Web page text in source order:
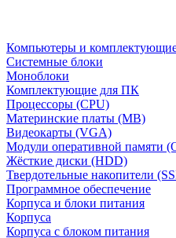
Компьютеры и
Системные блоки
Моноблоки
Комплектующие для ПК
Процессоры (CPU)
Материнские платы (MB)
Видеокарты (VGA)
Модули оперативной памяти
Жёсткие диски (HDD)
Твердотельные накопители
Программное обеспечение
Корпуса и блоки питания
Корпуса
Корпуса с блоком питания